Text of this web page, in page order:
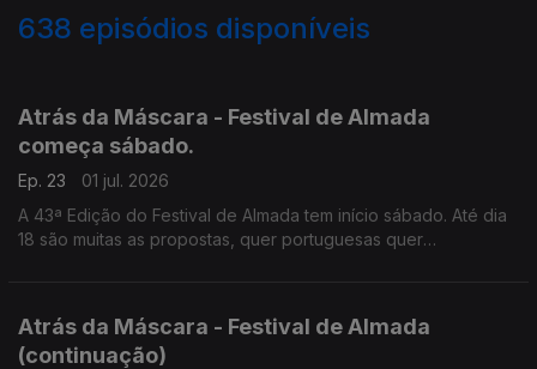
638 episódios disponíveis
Atrás da Máscara - Festival de Almada
começa sábado.
Ep. 23
01 jul. 2026
A 43ª Edição do Festival de Almada tem início sábado. Até dia
18 são muitas as propostas, quer portuguesas quer
Atrás da Máscara - Festival de Almada
(continuação)